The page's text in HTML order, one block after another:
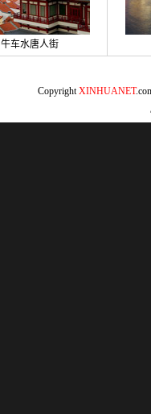
牛车水唐人街
CopyrightXINHUANET